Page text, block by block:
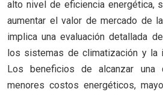
alto nivel de eficiencia energética,
aumentar el valor de mercado de
implica una evaluación detallada
los sistemas de climatización y la
Los beneficios de alcanzar una
menores costos energéticos,